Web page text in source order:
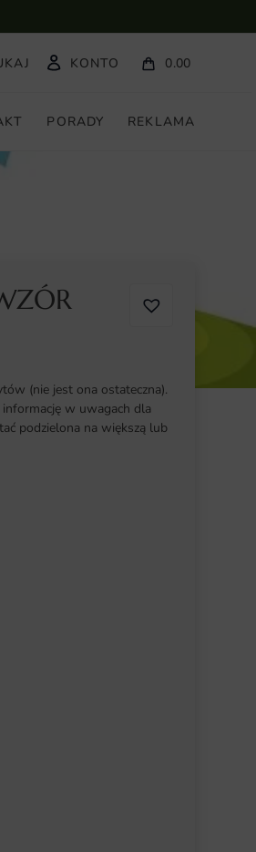
KONTO 0.00
PORADY REKLAMA
(nie jest ona ostateczna).
w uwagach dla
podzielona na większą lub